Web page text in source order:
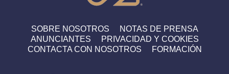
SOBRE NOSOTROS
NOTAS DE PRENSA
ANUNCIANTES
PRIVACIDAD Y COOKIES
CONTACTA CON NOSOTROS
FORMACIÓN